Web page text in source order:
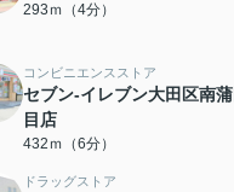
293ｍ（4分）
コンビニエンスストア
セブン-イレブン大田区南
目店
432ｍ（6分）
ドラッグストア